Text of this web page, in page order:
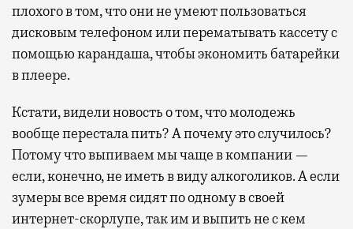
плохого в том, что они не умеют пользоваться
дисковым телефоном или перематывать кассету с
помощью карандаша, чтобы экономить батарейки
в плеере.
Кстати, видели новость о том, что молодежь
вообще перестала пить? А почему это случилось?
Потому что выпиваем мы чаще в компании —
если, конечно, не иметь в виду алкоголиков. А если
зумеры все время сидят по одному в своей
интернет-скорлупе, так им и выпить не с кем